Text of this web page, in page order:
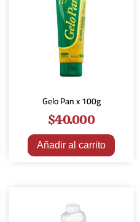
Gelo Pan x 100g
$40.000
Añadir al carrito